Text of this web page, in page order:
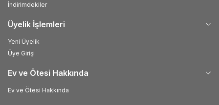
İndirimdekiler
Üyelik İşlemleri
Yeni Üyelik
Üye Girişi
Ev ve Ötesi Hakkında
Ev ve Ötesi Hakkında